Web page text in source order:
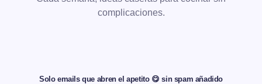
complicaciones.
Solo emails que abren el apetito 😋 sin spam añadido